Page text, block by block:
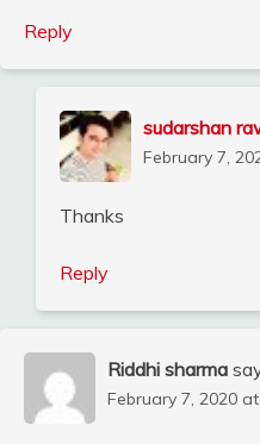
Reply
sudarshan
February 7,
Thanks
Reply
Riddhi sharma
February 7, 2020